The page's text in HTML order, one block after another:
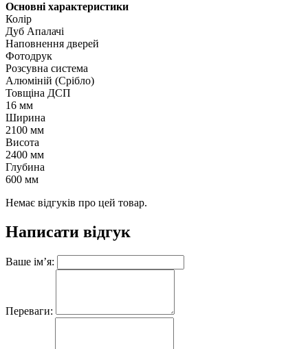
Основні характеристики
Колір
Дуб Апалачі
Наповнення дверей
Фотодрук
Розсувна система
Алюміній (Срібло)
Товщіна ДСП
16 мм
Ширина
2100 мм
Висота
2400 мм
Глубина
600 мм
Немає відгуків про цей товар.
Написати відгук
Ваше ім’я:
Переваги: